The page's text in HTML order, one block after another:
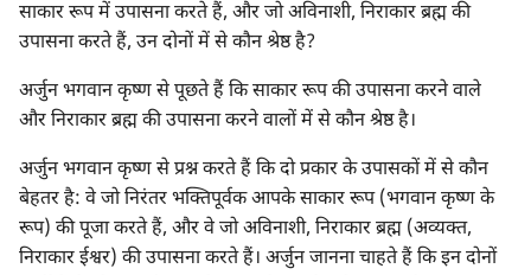
साकार रूप में उपासना करते हैं, और जो अविनाशी, निराकार ब्रह्म की
उपासना करते हैं, उन दोनों में से कौन श्रेष्ठ है?
अर्जुन भगवान कृष्ण से पूछते हैं कि साकार रूप की उपासना करने वाले
और निराकार ब्रह्म की उपासना करने वालों में से कौन श्रेष्ठ है।
अर्जुन भगवान कृष्ण से प्रश्न करते हैं कि दो प्रकार के उपासकों में से कौन
बेहतर है: वे जो निरंतर भक्तिपूर्वक आपके साकार रूप (भगवान कृष्ण के
रूप) की पूजा करते हैं, और वे जो अविनाशी, निराकार ब्रह्म (अव्यक्त,
निराकार ईश्वर) की उपासना करते हैं। अर्जुन जानना चाहते हैं कि इन दोनों